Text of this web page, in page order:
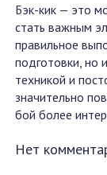
Бэк-кик — это
стать важным
правильное
подготовки, но
техникой и
значительно
бой более
Нет